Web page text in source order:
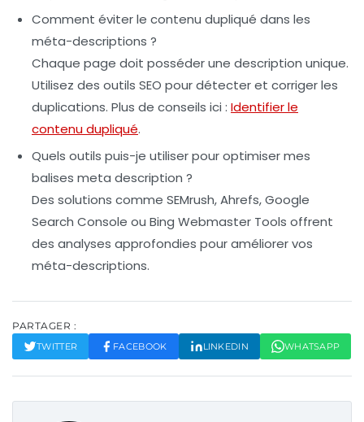
Comment éviter le contenu dupliqué dans les
méta-descriptions ?
Chaque page doit posséder une description unique.
Utilisez des outils SEO pour détecter et corriger les
duplications. Plus de conseils ici : Identifier le
contenu dupliqué.
Quels outils puis-je utiliser pour optimiser mes
balises meta description ?
Des solutions comme SEMrush, Ahrefs, Google
Search Console ou Bing Webmaster Tools offrent
des analyses approfondies pour améliorer vos
méta-descriptions.
PARTAGER :
TWITTER FACEBOOK LINKEDIN WHATSAPP